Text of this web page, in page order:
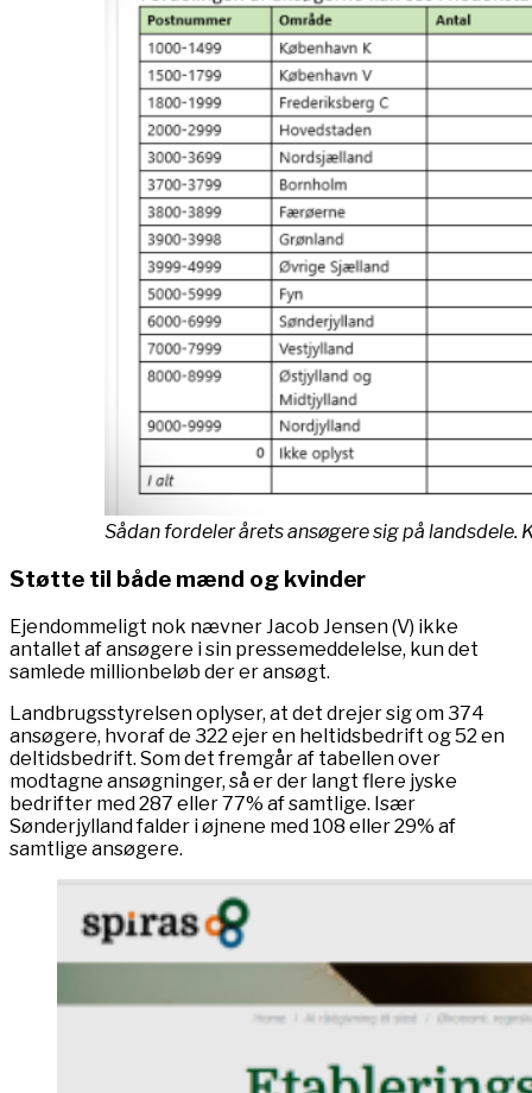
Sådan fordeler årets ansøgere sig på landsdele.
Støtte til både mænd og kvinder
Ejendommeligt nok nævner Jacob Jensen (V) ikke
antallet af ansøgere i sin pressemeddelelse, kun det
samlede millionbeløb der er ansøgt.
Landbrugsstyrelsen oplyser, at det drejer sig om 374
ansøgere, hvoraf de 322 ejer en heltidsbedrift og 52 en
deltidsbedrift. Som det fremgår af tabellen over
modtagne ansøgninger, så er der langt flere jyske
bedrifter med 287 eller 77% af samtlige. Især
Sønderjylland falder i øjnene med 108 eller 29% af
samtlige ansøgere.